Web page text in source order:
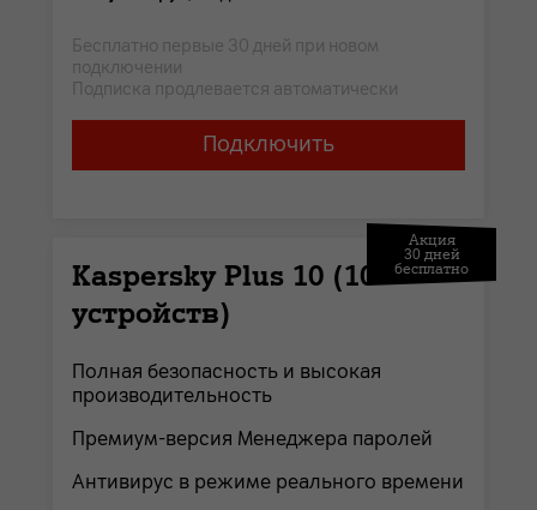
Бесплатно первые 30 дней при новом
подключении
Подписка продлевается автоматически
Подключить
Акция
30 дней
бесплатно
Kaspersky Plus 10 (10
устройств)
Полная безопасность и высокая
производительность
Премиум-версия Менеджера паролей
Антивирус в режиме реального времени